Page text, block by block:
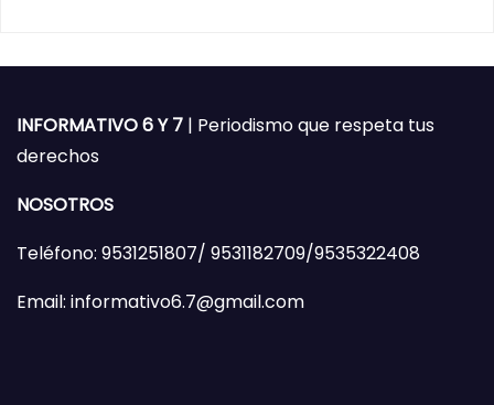
INFORMATIVO 6 Y 7 | Periodismo que respeta tus
derechos
NOSOTROS
Teléfono: 9531251807/ 9531182709/9535322408
Email: informativo6.7@gmail.com